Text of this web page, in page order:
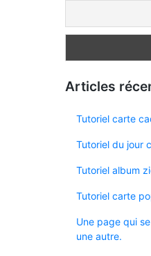
Articles
Tutoriel carte
Tutoriel du jour
Tutoriel album
Tutoriel carte
Une page qui
une autre.